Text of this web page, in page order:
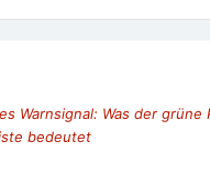
Warnsignal: Was der grüne
bedeutet